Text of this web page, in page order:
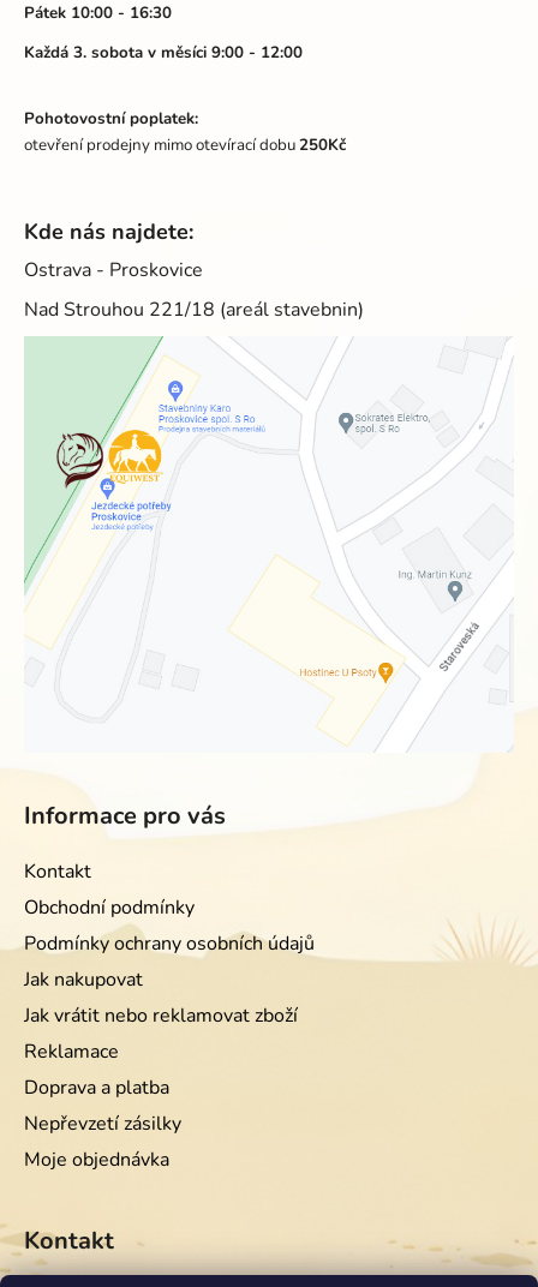
v
i
s
Pátek 10:00 - 16:30
Každá 3. sobota v měsíci 9:00 - 12:00
Pohotovostní poplatek:
otevření prodejny mimo otevírací dobu250Kč
Kde nás najdete:
Ostrava - Proskovice
Nad Strouhou 221/18 (areál stavebnin)
Informace pro vás
Kontakt
Obchodní podmínky
Podmínky ochrany osobních údajů
Jak nakupovat
Jak vrátit nebo reklamovat zboží
Reklamace
Doprava a platba
Nepřevzetí zásilky
Moje objednávka
Kontakt